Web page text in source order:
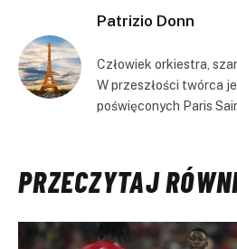
Patrizio Donn
Człowiek orkiestra,
W przeszłości twórca
poświęconych Paris
PRZECZYTAJ